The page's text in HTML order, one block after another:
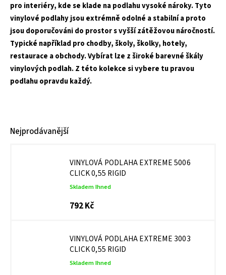
pro interiéry, kde se klade na podlahu vysoké nároky. Tyto
vinylové podlahy jsou extrémně odolné a stabilní a proto
jsou doporučováni do prostor s vyšší zátěžovou náročností.
Typické například pro chodby, školy, školky, hotely,
restaurace a obchody. Vybírat lze z široké barevné škály
vinylových podlah. Z této kolekce si vybere tu pravou
podlahu opravdu každý.
Nejprodávanější
VINYLOVÁ PODLAHA EXTREME 5006
CLICK 0,55 RIGID
Skladem Ihned
792 Kč
VINYLOVÁ PODLAHA EXTREME 3003
CLICK 0,55 RIGID
Skladem Ihned